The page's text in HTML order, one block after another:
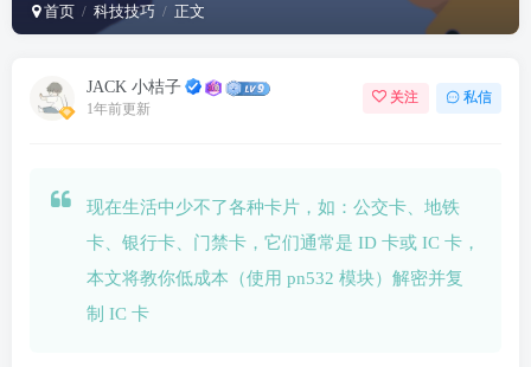
首页 科技技巧 正文
JACK 小桔子
1年前更新
关注 私信
现在生活中少不了各种卡片，如：公交卡、地铁
卡、银行卡、门禁卡，它们通常是 ID 卡或 IC 卡，
本文将教你低成本（使用 pn532 模块）解密并复
制 IC 卡